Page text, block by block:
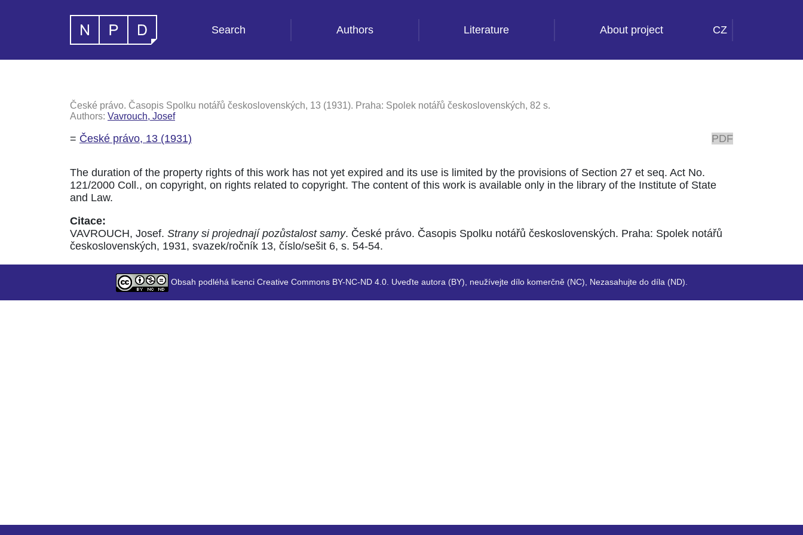
Search Authors Literature About project CZ
České právo. Časopis Spolku notářů československých, 13 (1931). Praha: Spolek notářů československých, 82 s.
Authors: Vavrouch, Josef
= České právo, 13 (1931) PDF
The duration of the property rights of this work has not yet expired and its use is limited by the provisions of Section 27 et seq. Act No.
121/2000 Coll., on copyright, on rights related to copyright. The content of this work is available only in the library of the Institute of State
and Law.
Citace:
VAVROUCH, Josef. Strany si projednají pozůstalost samy. České právo. Časopis Spolku notářů československých. Praha: Spolek notářů
československých, 1931, svazek/ročník 13, číslo/sešit 6, s. 54-54.
Obsah podléhá licenci Creative Commons BY-NC-ND 4.0. Uveďte autora (BY), neužívejte dílo komerčně (NC), Nezasahujte do díla (ND).